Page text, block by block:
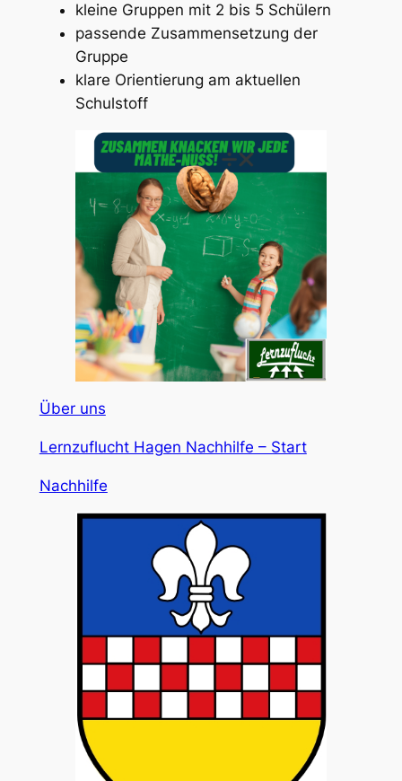
kleine Gruppen mit 2 bis 5 Schülern
passende Zusammensetzung der
Gruppe
klare Orientierung am aktuellen
Schulstoff
Über uns
Lernzuflucht Hagen Nachhilfe – Start
Nachhilfe